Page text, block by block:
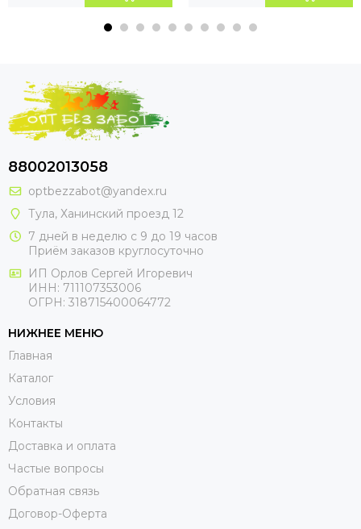
88002013058
optbezzabot@yandex.ru
Тула, Ханинский проезд 12
7 дней в неделю с 9 до 19 часов
Приём заказов круглосуточно
ИП Орлов Сергей Игоревич
ИНН: 711107353006
ОГРН: 318715400064772
НИЖНЕЕ МЕНЮ
Главная
Каталог
Условия
Контакты
Доставка и оплата
Частые вопросы
Обратная связь
Договор-Оферта